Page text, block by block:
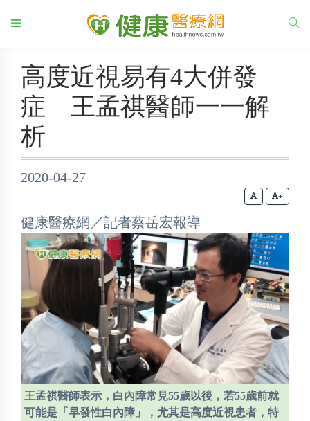
高度近視易有4大併發
症 王孟祺醫師一一解
析
2020-04-27
+
健康醫療網／記者蔡岳宏報導
王孟祺醫師表示，白內障常見55歲以後，若55歲前就
可能是「早發性白內障」，尤其是高度近視患者，特